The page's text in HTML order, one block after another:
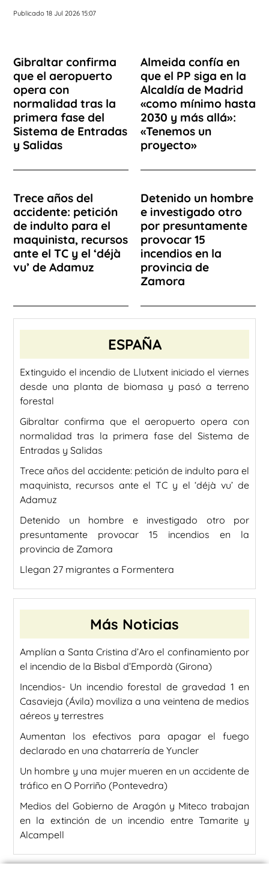
Publicado 18 Jul 2026 15:07
Gibraltar confirma
que el aeropuerto
opera con
normalidad tras la
primera fase del
Sistema de Entradas
y Salidas
Almeida confía en
que el PP siga en la
Alcaldía de Madrid
«como mínimo hasta
2030 y más allá»:
«Tenemos un
proyecto»
Trece años del
accidente: petición
de indulto para el
maquinista, recursos
ante el TC y el ‘déjà
vu’ de Adamuz
Detenido un hombre
e investigado otro
por presuntamente
provocar 15
incendios en la
provincia de
Zamora
ESPAÑA
Extinguido el incendio de Llutxent iniciado el viernes
desde una planta de biomasa y pasó a terreno
forestal
Gibraltar confirma que el aeropuerto opera con
normalidad tras la primera fase del Sistema de
Entradas y Salidas
Trece años del accidente: petición de indulto para el
maquinista, recursos ante el TC y el ‘déjà vu’ de
Adamuz
Detenido un hombre e investigado otro por
presuntamente provocar 15 incendios en la
provincia de Zamora
Llegan 27 migrantes a Formentera
Más Noticias
Amplían a Santa Cristina d’Aro el confinamiento por
el incendio de la Bisbal d’Empordà (Girona)
Incendios- Un incendio forestal de gravedad 1 en
Casavieja (Ávila) moviliza a una veintena de medios
aéreos y terrestres
Aumentan los efectivos para apagar el fuego
declarado en una chatarrería de Yuncler
Un hombre y una mujer mueren en un accidente de
tráfico en O Porriño (Pontevedra)
Medios del Gobierno de Aragón y Miteco trabajan
en la extinción de un incendio entre Tamarite y
Alcampell